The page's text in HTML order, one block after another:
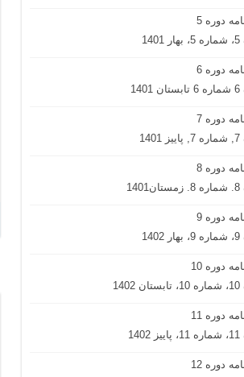
دوره 5
دوره 6
دوره 7
دوره 8
دوره 9
دوره 10
دوره 11
دوره 12